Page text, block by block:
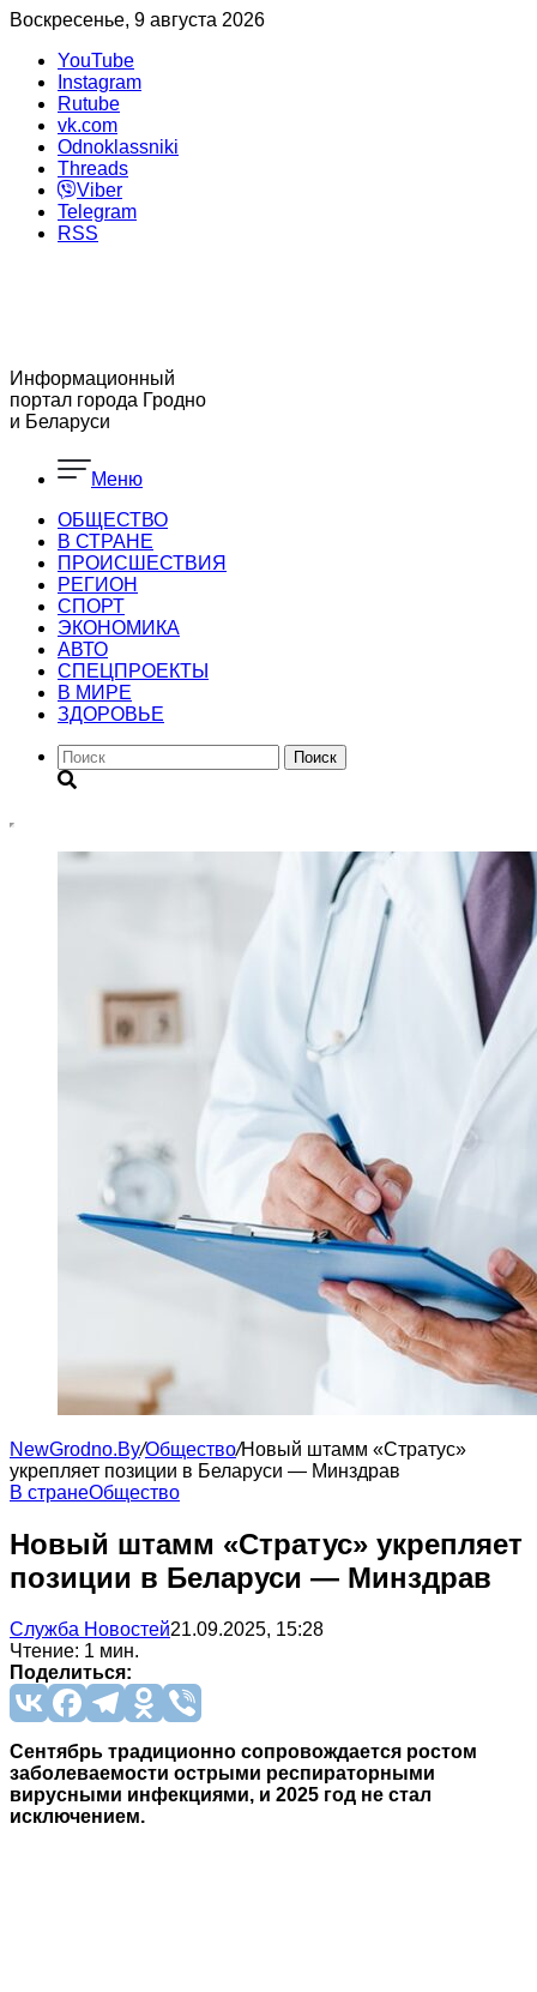
Воскресенье, 9 августа 2026
YouTube
Instagram
Rutube
vk.com
Odnoklassniki
Threads
Viber
Telegram
RSS
Информационный
портал города Гродно
и Беларуси
Меню
ОБЩЕСТВО
В СТРАНЕ
ПРОИСШЕСТВИЯ
РЕГИОН
CПОРТ
ЭКОНОМИКА
АВТО
СПЕЦПРОЕКТЫ
В МИРЕ
ЗДОРОВЬЕ
Поиск
NewGrodno.By/Общество/Новый штамм «Стратус»
укрепляет позиции в Беларуси — Минздрав
В странеОбщество
Новый штамм «Стратус» укрепляет
позиции в Беларуси — Минздрав
Служба Новостей21.09.2025, 15:28
Чтение: 1 мин.
Поделиться:
Сентябрь традиционно сопровождается ростом
заболеваемости острыми респираторными
вирусными инфекциями, и 2025 год не стал
исключением.